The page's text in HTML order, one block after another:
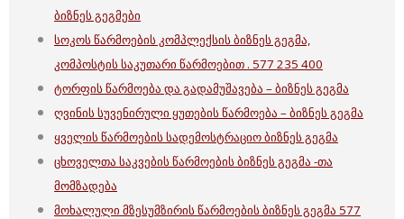
ბიზნეს გეგმები
სოკოს წარმოების კომპლექსის ბიზნეს გეგმა,
კომპოსტის საკუთარი წარმოებით . 577 235 400
ტორფის წარმოება და გადამუშავება – ბიზნეს გეგმა
ღვინის სუვენირული ყუთების წარმოება – ბიზნეს გეგმა
ყველის წარმოების სადემოსტრაციო ბიზნეს გეგმა
ცხოველთა საკვების წარმოების ბიზნეს გეგმა -თა
მომზადება
მოხალული მზესუმზირის წარმოების ბიზნეს გეგმა 577